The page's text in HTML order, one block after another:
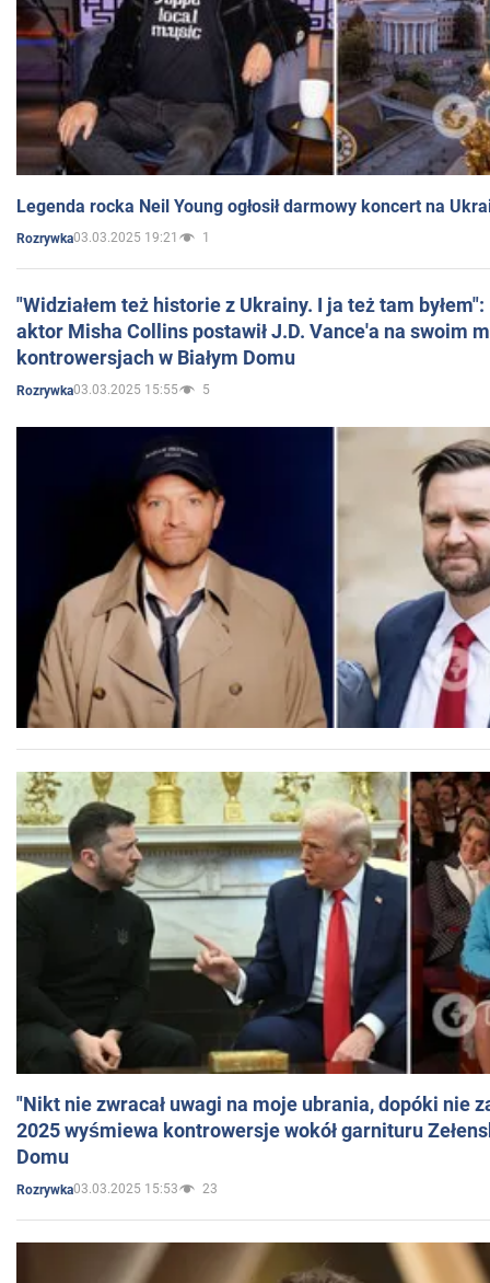
Legenda rocka Neil Young ogłosił darmowy koncert na
Rozrywka03.03.2025 19:21 1
"Widziałem też historie z Ukrainy. I ja też tam
aktor Misha Collins postawił J.D. Vance'a na swoim
kontrowersjach w Białym Domu
Rozrywka03.03.2025 15:55 5
"Nikt nie zwracał uwagi na moje ubrania, dopóki nie
2025 wyśmiewa kontrowersje wokół garnituru
Domu
Rozrywka03.03.2025 15:53 23